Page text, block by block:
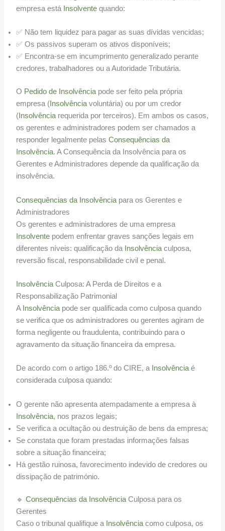
empresa está Insolventequando:
✅ Não tem liquidez para pagar as suas dívidas vencidas;
✅ Os passivos superam os ativos disponíveis;
✅ Encontra-se em incumprimento generalizado perante
credores, trabalhadores ou a Autoridade Tributária.
O Pedido de Insolvênciapode ser feito pela própria
empresa (Insolvênciavoluntária) ou por um credor
(Insolvênciarequerida por terceiros). Em ambos os casos,
os gerentes e administradores podem ser chamados a
responder legalmente pelas Consequências da
Insolvência. A Consequência da Insolvência para os
Gerentes e Administradores depende da qualificação da
insolvência.
Consequências da Insolvênciapara os Gerentes e
Administradores
Os gerentes e administradores de uma empresa
Insolventepodem enfrentar graves sanções legais em
diferentes níveis: qualificação da Insolvênciaculposa,
reversão fiscal, responsabilidade civil e penal.
InsolvênciaCulposa: A Perda de Direitos e a
Responsabilização Patrimonial
A Insolvênciapode ser qualificada como culposa quando
se verifica que os administradores ou gerentes agiram de
forma negligente ou fraudulenta, contribuindo para o
agravamento da situação financeira da empresa.
De acordo com o artigo 186.º do CIRE, a Insolvênciaé
considerada culposa quando:
O gerente não apresenta atempadamente a empresa à
Insolvência, nos prazos legais;
Se verifica a ocultação ou destruição de bens da empresa;
Se constata que foram prestadas informações falsas
sobre a situação financeira;
Há gestão ruinosa, favorecimento indevido de credores ou
dissipação de património.
🔹 Consequências da InsolvênciaCulposa para os
Gerentes
Caso o tribunal qualifique a Insolvênciacomo culposa, os